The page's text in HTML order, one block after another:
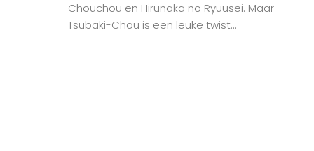
Chouchou en Hirunaka no Ryuusei. Maar
Tsubaki-Chou is een leuke twist...